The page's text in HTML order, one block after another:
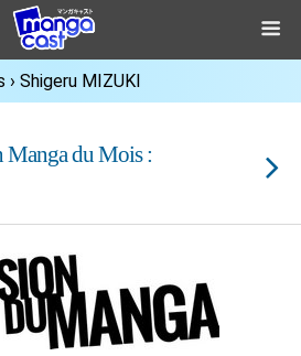
› Shigeru MIZUKI
Manga du Mois :